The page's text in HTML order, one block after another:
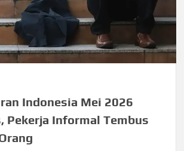
Dibentuk Lewat Program AI
Panas Seoul Picu Pembatalan 10 Laga
IDA22, Sri Mulyani Jadi Ketua
Padel pada Cedera Kaki 2026
Jawab Maskapai Saat Delay
Indonesia Mei 2026
Pekerja Informal Tembus